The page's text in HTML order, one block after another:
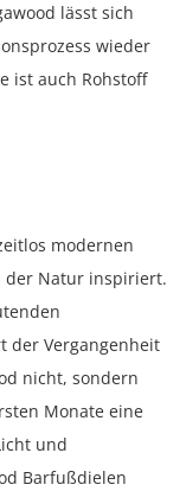
lässt sich
wieder
ist auch Rohstoff
modernen
der Natur inspiriert.
der Vergangenheit
nicht, sondern
Monate eine
und
Barfußdielen